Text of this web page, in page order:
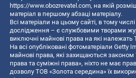
https://www.obozrevatel.com, на якій
матеріал в першому абзаці матеріалу.
Всі матеріали на цьому сайті, в тому числі
дослідження – є службовими творами
виключні майнові права на які належать
На всі опубліковані фотоматеріали Getty
майнові права, які захищаються законом
права та суміжні права», ніхто не має
дозволу ТОВ «Золота середина» їх